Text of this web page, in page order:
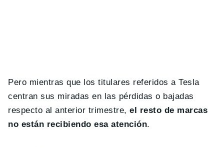
Pero mientras que los titulares referidos a Tesla
centran sus miradas en las pérdidas o bajadas
respecto al anterior trimestre,el resto de marcas
no están recibiendo esa atención.